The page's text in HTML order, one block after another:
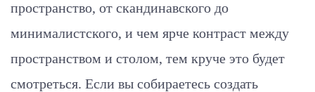
пространство, от скандинавского до
минималистского, и чем ярче контраст между
пространством и столом, тем круче это будет
смотреться. Если вы собираетесь создать